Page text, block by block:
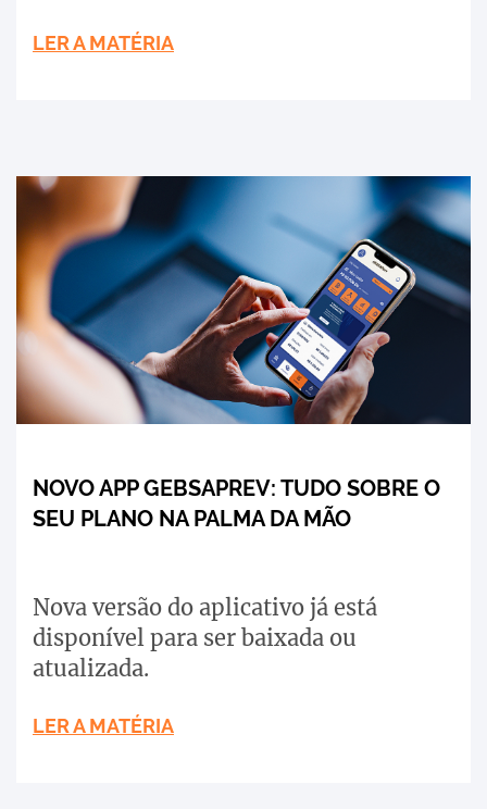
LER A MATÉRIA
NOVO APP GEBSAPREV: TUDO SOBRE O
SEU PLANO NA PALMA DA MÃO
Nova versão do aplicativo já está
disponível para ser baixada ou
atualizada.
LER A MATÉRIA